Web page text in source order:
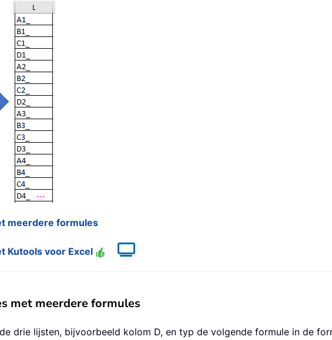
meerdere formules
Kutools voor Excel
met meerdere formules
drie lijsten, bijvoorbeeld kolom D, en typ de volgende formule in de